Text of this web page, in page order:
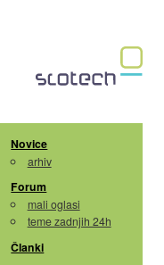
Novice
arhiv
Forum
mali oglasi
teme zadnjih 24h
Članki